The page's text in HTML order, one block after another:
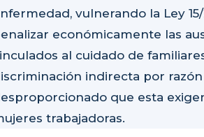
vulnerando la Ley
económicamente las
al cuidado de
indirecta por
que esta
trabajadoras.